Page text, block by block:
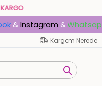
&Instagram &
Kargom Nerede